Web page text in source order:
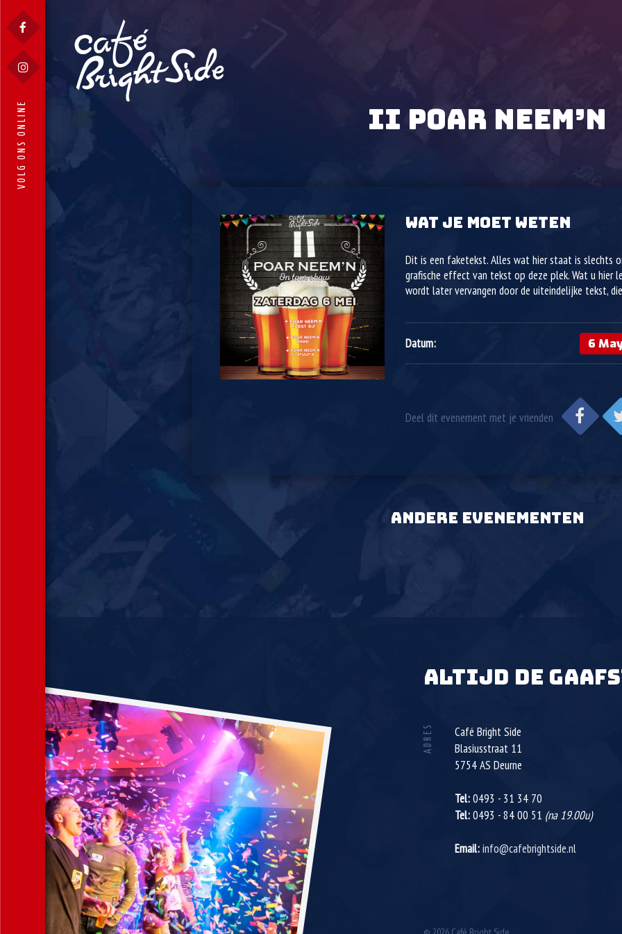
VOLG ONS ONLINE II POAR NEEM’N
WAT JE MOET WETEN
Dit is een faketekst. Alles wat hier staat is slechts
grafische effect van tekst op deze plek. Wat u hier
wordt later vervangen door de uiteindelijke tekst,
Datum: 6
Deel dit evenement met je vrienden
ANDERE EVENEMENTEN
ALTIJD DE
ADRES
Café Bright Side
Blasiusstraat 11
5754 AS Deurne
Tel:0493 - 31 34 70
Tel:0493 - 84 00 51 (na 19.00u)
Email:info@cafebrightside.nl